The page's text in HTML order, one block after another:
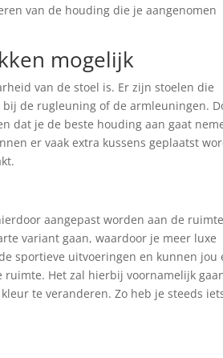
van de houding die je aangenomen
mogelijk
van de stoel is. Er zijn stoelen die
de rugleuning of de armleuningen.
dat je de beste houding aan gaat
er vaak extra kussens geplaatst
aangepast worden aan de ruimte
variant gaan, waardoor je meer luxe
sportieve uitvoeringen en kunnen jou
ruimte. Het zal hierbij voornamelijk
te veranderen. Zo heb je steeds